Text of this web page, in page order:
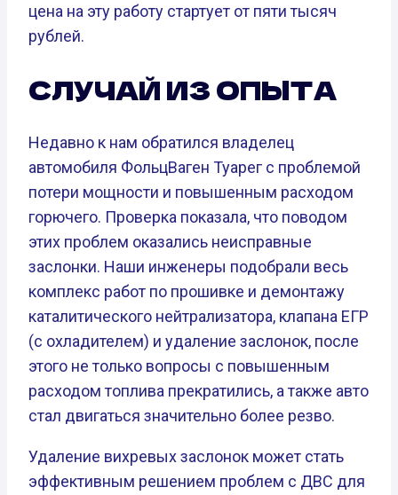
цена на эту работу стартует от пяти тысяч
рублей.
СЛУЧАЙ ИЗ ОПЫТА
Недавно к нам обратился владелец
автомобиля ФольцВаген Туарег с проблемой
потери мощности и повышенным расходом
горючего. Проверка показала, что поводом
этих проблем оказались неисправные
заслонки. Наши инженеры подобрали весь
комплекс работ по прошивке и демонтажу
каталитического нейтрализатора, клапана ЕГР
(с охладителем) и удаление заслонок, после
этого не только вопросы с повышенным
расходом топлива прекратились, а также авто
стал двигаться значительно более резво.
Удаление вихревых заслонок может стать
эффективным решением проблем с ДВС для